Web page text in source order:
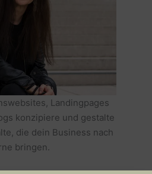
Landingpages
konzipiere und gestalte
die dein Business nach
bringen.